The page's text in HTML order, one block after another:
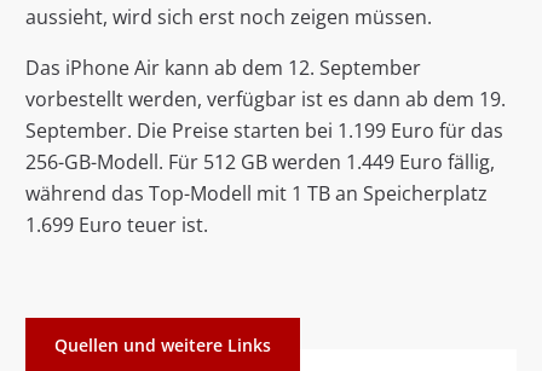
aussieht, wird sich erst noch zeigen müssen.
Das iPhone Air kann ab dem 12. September
vorbestellt werden, verfügbar ist es dann ab dem 19.
September. Die Preise starten bei 1.199 Euro für das
256-GB-Modell. Für 512 GB werden 1.449 Euro fällig,
während das Top-Modell mit 1 TB an Speicherplatz
1.699 Euro teuer ist.
Quellen und weitere Links